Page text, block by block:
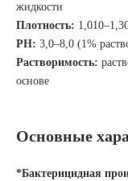
жидкости
Плотность:
PH: 3,0–8,0 (1%
Растворимость:
основе
Основные
*Бактерицидная